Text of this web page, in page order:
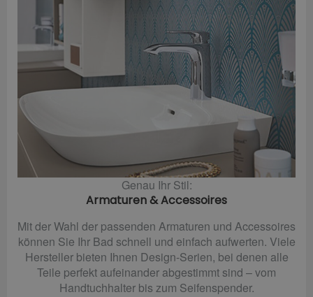
Genau Ihr Stil:
Armaturen & Accessoires
Mit der Wahl der passenden Armaturen und Accessoires
können Sie Ihr Bad schnell und einfach aufwerten. Viele
Hersteller bieten Ihnen Design-Serien, bei denen alle
Teile perfekt aufeinander abgestimmt sind – vom
Handtuchhalter bis zum Seifenspender.